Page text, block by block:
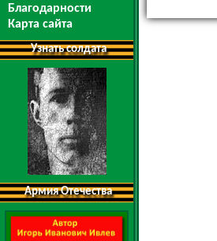
Благодарности
Карта сайта
Узнать солдата
Армия Отечества